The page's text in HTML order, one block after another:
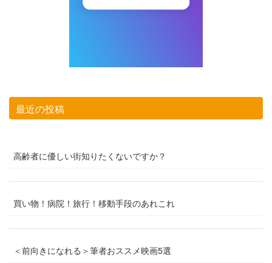
最近の投稿
高齢者に優しい街知りたくないですか？
買い物！病院！旅行！移動手段のあれこれ
＜前向きになれる＞筆者おススメ映画5選